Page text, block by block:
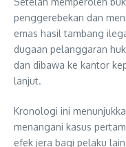
penggerebekan dan
emas hasil tambang
dugaan pelanggaran
dan dibawa ke kantor
lanjut.
Kronologi ini
menangani kasus
efek jera bagi pelaku